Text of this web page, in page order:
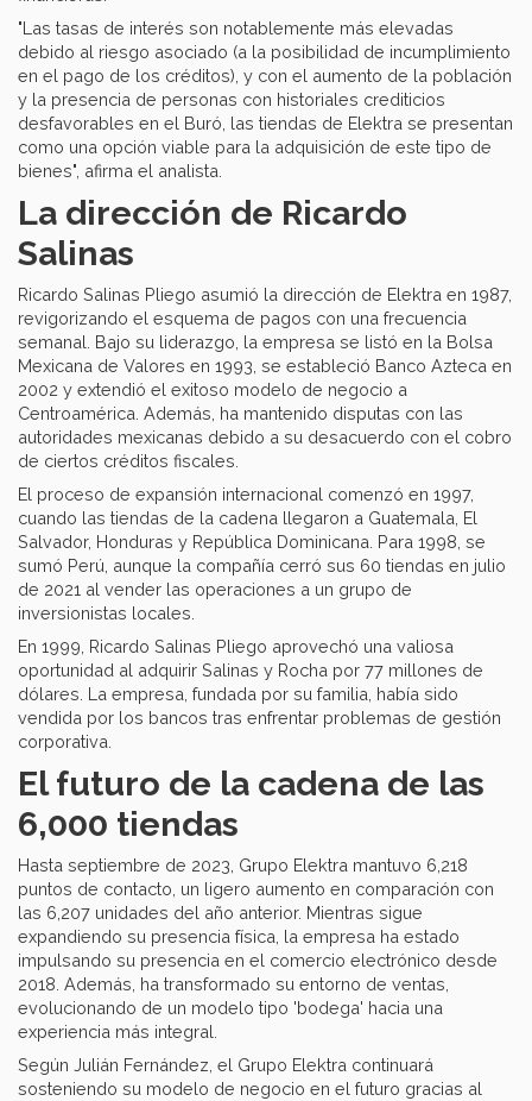
"Las tasas de interés son notablemente más elevadas
debido al riesgo asociado (a la posibilidad de incumplimiento
en el pago de los créditos), y con el aumento de la población
y la presencia de personas con historiales crediticios
desfavorables en el Buró, las tiendas de Elektra se presentan
como una opción viable para la adquisición de este tipo de
bienes", afirma el analista.
La dirección de Ricardo
Salinas
Ricardo Salinas Pliego asumió la dirección de Elektra en 1987,
revigorizando el esquema de pagos con una frecuencia
semanal. Bajo su liderazgo, la empresa se listó en la Bolsa
Mexicana de Valores en 1993, se estableció Banco Azteca en
2002 y extendió el exitoso modelo de negocio a
Centroamérica. Además, ha mantenido disputas con las
autoridades mexicanas debido a su desacuerdo con el cobro
de ciertos créditos fiscales.
El proceso de expansión internacional comenzó en 1997,
cuando las tiendas de la cadena llegaron a Guatemala, El
Salvador, Honduras y República Dominicana. Para 1998, se
sumó Perú, aunque la compañía cerró sus 60 tiendas en julio
de 2021 al vender las operaciones a un grupo de
inversionistas locales.
En 1999, Ricardo Salinas Pliego aprovechó una valiosa
oportunidad al adquirir Salinas y Rocha por 77 millones de
dólares. La empresa, fundada por su familia, había sido
vendida por los bancos tras enfrentar problemas de gestión
corporativa.
El futuro de la cadena de las
6,000 tiendas
Hasta septiembre de 2023, Grupo Elektra mantuvo 6,218
puntos de contacto, un ligero aumento en comparación con
las 6,207 unidades del año anterior. Mientras sigue
expandiendo su presencia física, la empresa ha estado
impulsando su presencia en el comercio electrónico desde
2018. Además, ha transformado su entorno de ventas,
evolucionando de un modelo tipo 'bodega' hacia una
experiencia más integral.
Según Julián Fernández, el Grupo Elektra continuará
sosteniendo su modelo de negocio en el futuro gracias al